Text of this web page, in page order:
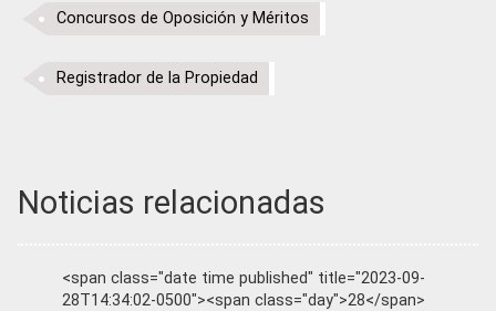
Concursos de Oposición y Méritos
Registrador de la Propiedad
Noticias relacionadas
<span class="date time published" title="2023-09-
28T14:34:02-0500"><span class="day">28</span>